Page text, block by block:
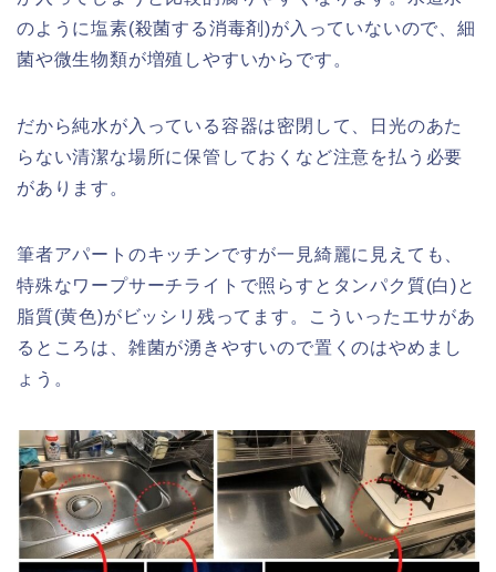
のように塩素(殺菌する消毒剤)が入っていないので、細
菌や微生物類が増殖しやすいからです。
だから純水が入っている容器は密閉して、日光のあた
らない清潔な場所に保管しておくなど注意を払う必要
があります。
筆者アパートのキッチンですが一見綺麗に見えても、
特殊なワープサーチライトで照らすとタンパク質(白)と
脂質(黄色)がビッシリ残ってます。こういったエサがあ
るところは、雑菌が湧きやすいので置くのはやめまし
ょう。